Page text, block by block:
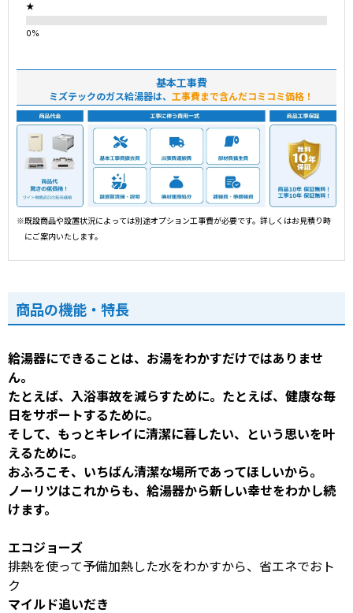
★
基本工事費
ミズテックのガス給湯器は、 工事費まで含んだコミコミ価格！
※既設商品や設置状況によっては別途オプション工事費が必要です。詳しくはお見積り時
にご案内いたします。
商品の機能・特長
給湯器にできることは、お湯をわかすだけではありませ
ん。
たとえば、入浴事故を減らすために。たとえば、健康な毎
日をサポートするために。
そして、もっとキレイに清潔に暮したい、という思いを叶
えるために。
おふろこそ、いちばん清潔な場所であってほしいから。
ノーリツはこれからも、給湯器から新しい幸せをわかし続
けます。
エコジョーズ
排熱を使って予備加熱した水をわかすから、省エネでおト
ク
マイルド追いだき